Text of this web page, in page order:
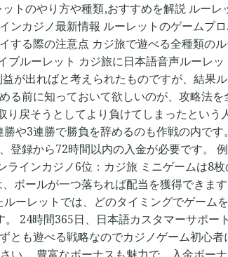
トのやり方や種類,おすすめを解説 ルー
カジノ最新情報 ルーレットのゲームプ
る際の注意点 カジ旅で遊べる全種類の
ルーレット カジ旅に日本語音声ルーレ
が出ればと考えられたものですが、結果
前に知っておいて欲しいのが、攻略法
戻そうとしてより負けてしまったとい
や3連勝で勝負を辞めるのも作戦の内で
録から72時間以内の入金が必要です。
インカジノ6位：カジ旅 ミニゲームは8
ボールが一つ落ちれば配当を獲得できま
ーレットでは、どのタイミングでゲーム
24時間365日、日本語カスタマーサポ
も遊べる戦略なのでカジノゲーム初心